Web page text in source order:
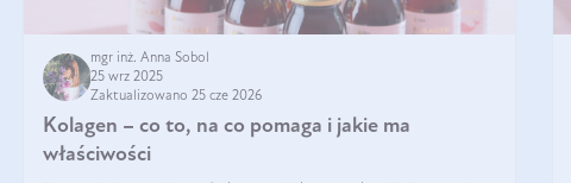
mgr inż. Anna Sobol
25 wrz 2025
Zaktualizowano 25 cze 2026
Kolagen – co to, na co pomaga i jakie ma
właściwości